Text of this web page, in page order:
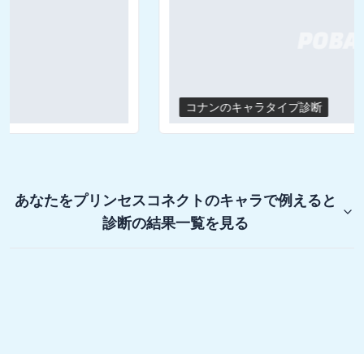
あなたをプリンセスコネクトのキャラで例えると
診断の結果一覧を見る